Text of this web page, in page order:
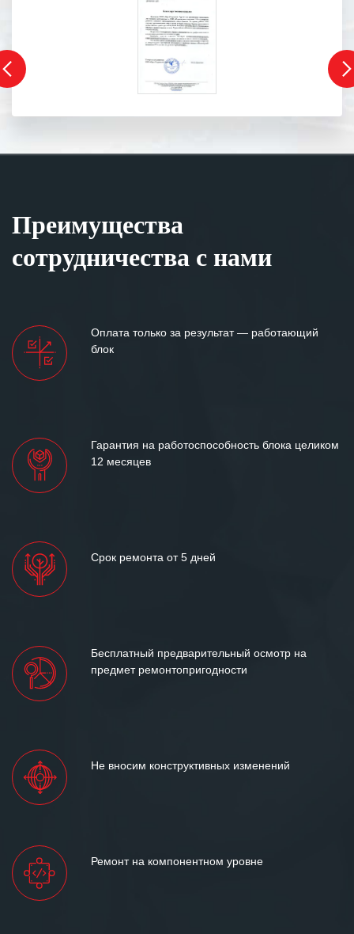
Преимущества
сотрудничества с нами
Оплата только за результат — работающий
блок
Гарантия на работоспособность блока целиком
12 месяцев
Срок ремонта от 5 дней
Бесплатный предварительный осмотр на
предмет ремонтопригодности
Не вносим конструктивных изменений
Ремонт на компонентном уровне